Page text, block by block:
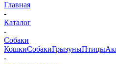
Главная
-
Каталог
-
Собаки
КошкиСобакиГрызуныПтицы
-